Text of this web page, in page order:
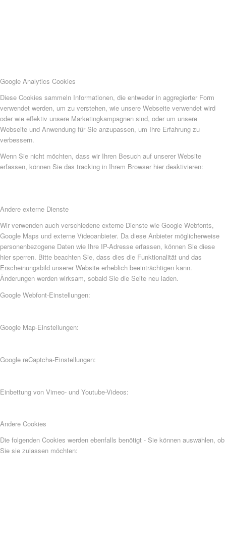
Google Analytics Cookies
Diese Cookies sammeln Informationen, die entweder in aggregierter Form
verwendet werden, um zu verstehen, wie unsere Webseite verwendet wird
oder wie effektiv unsere Marketingkampagnen sind, oder um unsere
Webseite und Anwendung für Sie anzupassen, um Ihre Erfahrung zu
verbessern.
Wenn Sie nicht möchten, dass wir Ihren Besuch auf unserer Website
erfassen, können Sie das tracking in Ihrem Browser hier deaktivieren:
Andere externe Dienste
Wir verwenden auch verschiedene externe Dienste wie Google Webfonts,
Google Maps und externe Videoanbieter. Da diese Anbieter möglicherweise
personenbezogene Daten wie Ihre IP-Adresse erfassen, können Sie diese
hier sperren. Bitte beachten Sie, dass dies die Funktionalität und das
Erscheinungsbild unserer Website erheblich beeinträchtigen kann.
Änderungen werden wirksam, sobald Sie die Seite neu laden.
Google Webfont-Einstellungen:
Google Map-Einstellungen:
Google reCaptcha-Einstellungen:
Einbettung von Vimeo- und Youtube-Videos:
Andere Cookies
Die folgenden Cookies werden ebenfalls benötigt - Sie können auswählen, ob
Sie sie zulassen möchten: